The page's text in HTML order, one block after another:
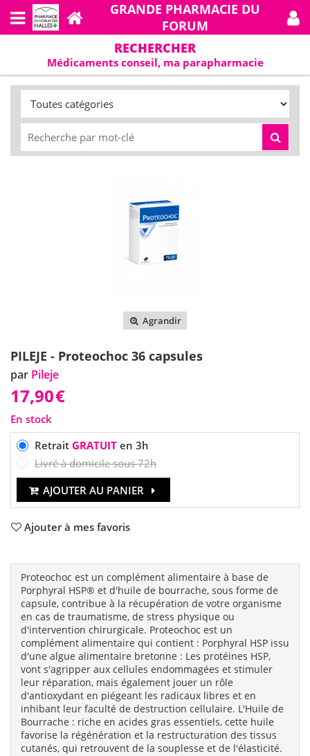
GRANDE PHARMACIE DU
FORUM
RECHERCHER
Médicaments conseil, ma parapharmacie
Agrandir
PILEJE - Proteochoc 36 capsules
par Pileje
17,90€
En stock
Retrait GRATUITen 3h
Livré à domicile sous 72h
AJOUTER AU PANIER
Ajouter à mes favoris
Proteochoc est un complément alimentaire à base de
Porphyral HSP® et d'huile de bourrache, sous forme de
capsule, contribue à la récupération de votre organisme
en cas de traumatisme, de stress physique ou
d'intervention chirurgicale. Proteochoc est un
complément alimentaire qui contient : Porphyral HSP issu
d'une algue alimentaire bretonne : Les protéines HSP,
vont s'agripper aux cellules endommagées et stimuler
leur réparation, mais également jouer un rôle
d'antioxydant en piégeant les radicaux libres et en
inhibant leur faculté de destruction cellulaire. L'Huile de
Bourrache : riche en acides gras essentiels, cette huile
favorise la régénération et la restructuration des tissus
cutanés, qui retrouvent de la souplesse et de l'élasticité.